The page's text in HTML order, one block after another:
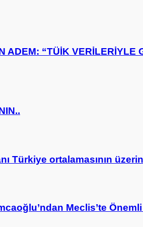
ADEM: “TÜİK VERİLERİYLE
Türkiye ortalamasının
Meclis’te